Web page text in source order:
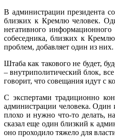
В администрации президента
близких к Кремлю человек.
негативного
собеседника, близких к
проблем, добавляет один из них.
Штаба как такового не будет,
– внутриполитический блок,
говорит, что совещания идут с
С экспертами традиционно
администрации человека. Один
плохо и нужно что-то делать,
сказал еще один близкий к
оно проходило тяжело для